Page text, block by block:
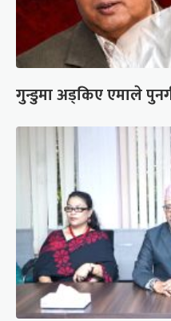
गुन्डुमा अड्किए एमाले